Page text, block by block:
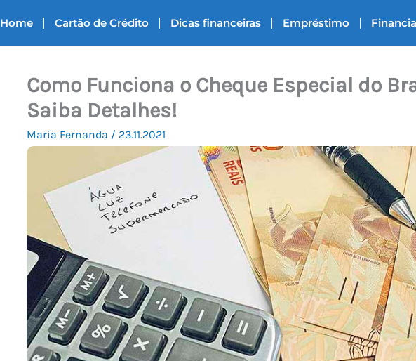
Home Cartão de Crédito Dicas financeiras Empréstimo
Como Funciona o Cheque Especial do
Saiba Detalhes!
Maria Fernanda / 23.11.2021